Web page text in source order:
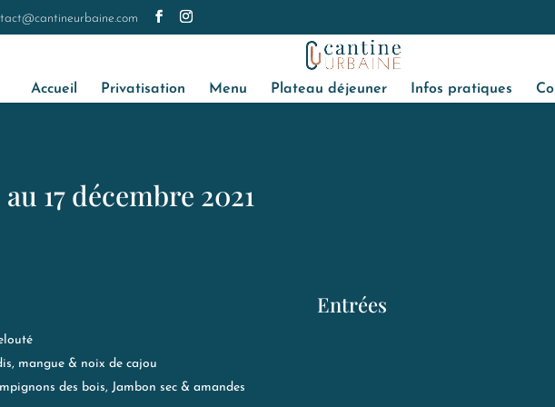
Accueil Privatisation Menu Plateau déjeuner Infos pratiques
17 décembre 2021
Entrées
mangue & noix de cajou
des bois, Jambon sec & amandes